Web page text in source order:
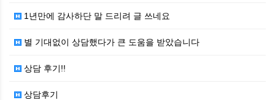
1년만에 감사하단 말 드리려 글 쓰네요
별 기대없이 상담했다가 큰 도움을 받았습니다
상담 후기!!
상담후기